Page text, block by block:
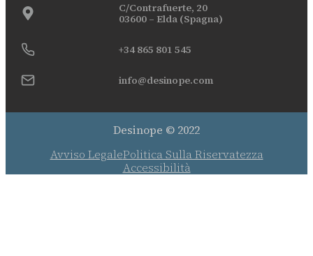
C/Contrafuerte, 20
03600 – Elda (Spagna)
+34 865 801 545
info@desinope.com
Desinope © 2022
Avviso LegalePolitica Sulla Riservatezza
Accessibilità